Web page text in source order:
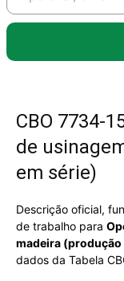
CBO 7734-
de
em série)
Descrição oficial,
de trabalho para
madeira (produção
dados da Tabela